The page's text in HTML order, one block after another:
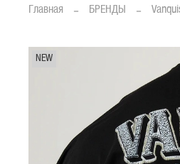
Главная БРЕНДЫ
NEW